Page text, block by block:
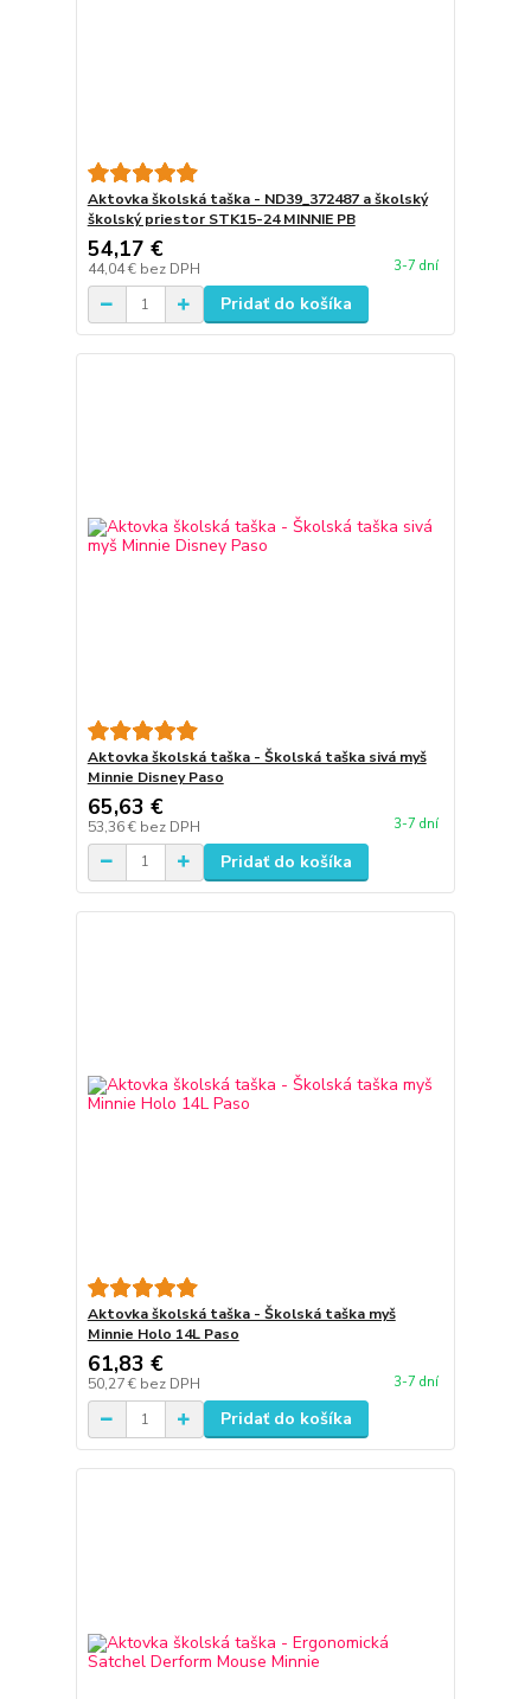
Aktovka školská taška - ND39_372487 a školský
školský priestor STK15-24 MINNIE PB
54,17 €
44,04 € bez DPH 3-7 dní
Pridať do košíka
Aktovka školská taška - Školská taška sivá myš
Minnie Disney Paso
65,63 €
53,36 € bez DPH 3-7 dní
Pridať do košíka
Aktovka školská taška - Školská taška myš
Minnie Holo 14L Paso
61,83 €
50,27 € bez DPH 3-7 dní
Pridať do košíka